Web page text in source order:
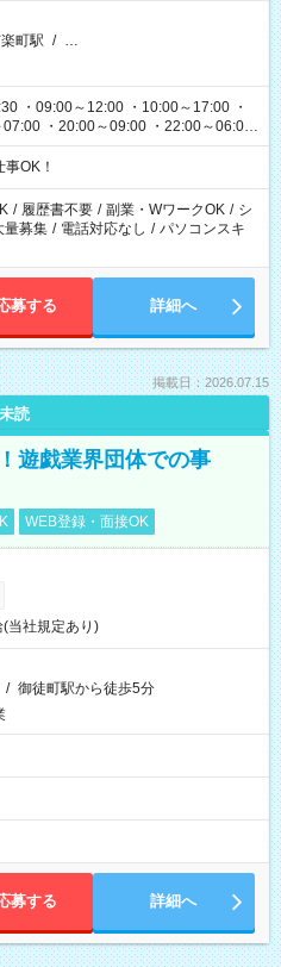
町駅 / …
・09:00～12:00 ・10:00～17:00 ・
・20:00～09:00 ・22:00～06:00
OK！
/ 履歴書不要 / 副業・WワークOK / シ
量募集 / 電話対応なし / パソコンスキ
募する 詳細へ
掲載日：2026.07.15
未読
遊戯業界団体での事
WEB登録・面接OK
当社規定あり)
/ 御徒町駅から徒歩5分
募する 詳細へ